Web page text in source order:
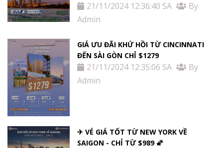
21/11/2024 12:36:40 SA
By
Admin
GIÁ ƯU ĐÃI KHỨ HỒI TỪ ​​CINCINNATI
ĐẾN SÀI GÒN CHỈ $1279
21/11/2024 12:35:06 SA
By
Admin
✈ VÉ GIÁ TỐT TỪ NEW YORK VỀ
SAIGON - CHỈ TỪ $989 🌠